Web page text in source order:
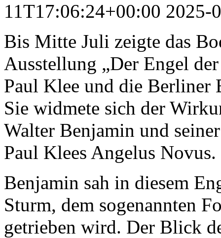
11T17:06:24+00:00 2025-
Bis Mitte Juli zeigte das
Ausstellung „Der Engel
Paul Klee und die Berliner
Sie widmete sich der
Walter Benjamin und
Paul Klees Angelus Novus.
Benjamin sah in diesem
Sturm, dem sogenannten
getrieben wird. Der Blick